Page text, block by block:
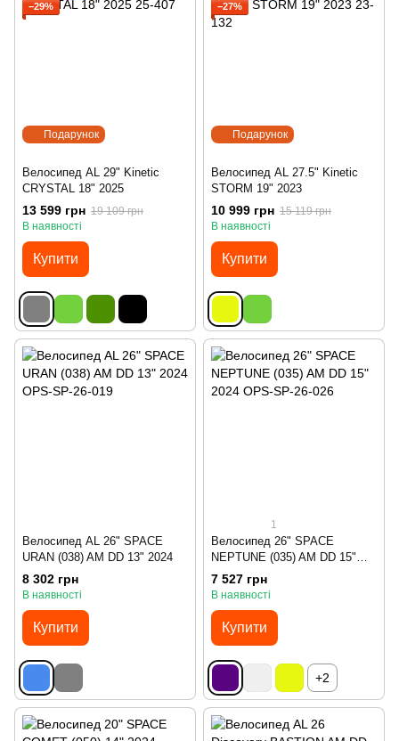
Подарунок
−29%
Велосипед AL 29" Kinetic
CRYSTAL 18" 2025
13 599 грн 19 109 грн
В наявності
Купити
Подарунок
−27%
Велосипед AL 27.5" Kinetic
STORM 19" 2023
10 999 грн 15 119 грн
В наявності
Купити
Велосипед AL 26" SPACE
URAN (038) AM DD 13" 2024
8 302 грн
В наявності
Купити
1
Велосипед 26" SPACE
NEPTUNE (035) AM DD 15"
2024
7 527 грн
В наявності
Купити
+2